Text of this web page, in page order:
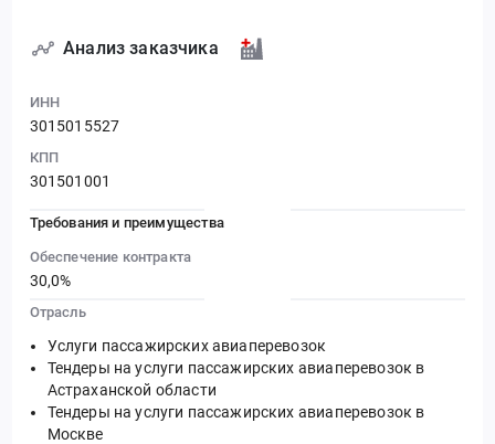
Анализ заказчика
ИНН
3015015527
КПП
301501001
Требования и преимущества
Обеспечение контракта
30,0%
Отрасль
Услуги пассажирских авиаперевозок
Тендеры на услуги пассажирских авиаперевозок в
Астраханской области
Тендеры на услуги пассажирских авиаперевозок в
Москве